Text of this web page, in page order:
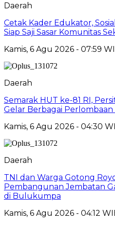
Daerah
Cetak Kader Edukator,
Siap Saji Sasar Komunitas
Kamis, 6 Agu 2026 - 07:59
Daerah
Semarak HUT ke-81 RI,
Gelar Berbagai
Kamis, 6 Agu 2026 - 04:30
Daerah
TNI dan Warga Gotong
Pembangunan Jembatan
di Bulukumpa
Kamis, 6 Agu 2026 - 04:12